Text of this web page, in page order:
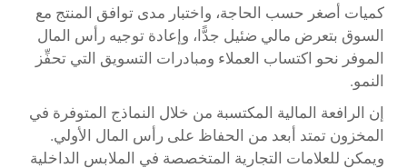
كميات أصغر حسب الحاجة، واختبار مدى توافق المنتج مع
السوق بتعرض مالي ضئيل جدًّا، وإعادة توجيه رأس المال
الموفر نحو اكتساب العملاء ومبادرات التسويق التي تحفِّز
النمو.
إن الرافعة المالية المكتسبة من خلال النماذج المتوفرة في
المخزون تمتد أبعد من الحفاظ على رأس المال الأولي.
ويمكن للعلامات التجارية المتخصصة في الملابس الداخلية